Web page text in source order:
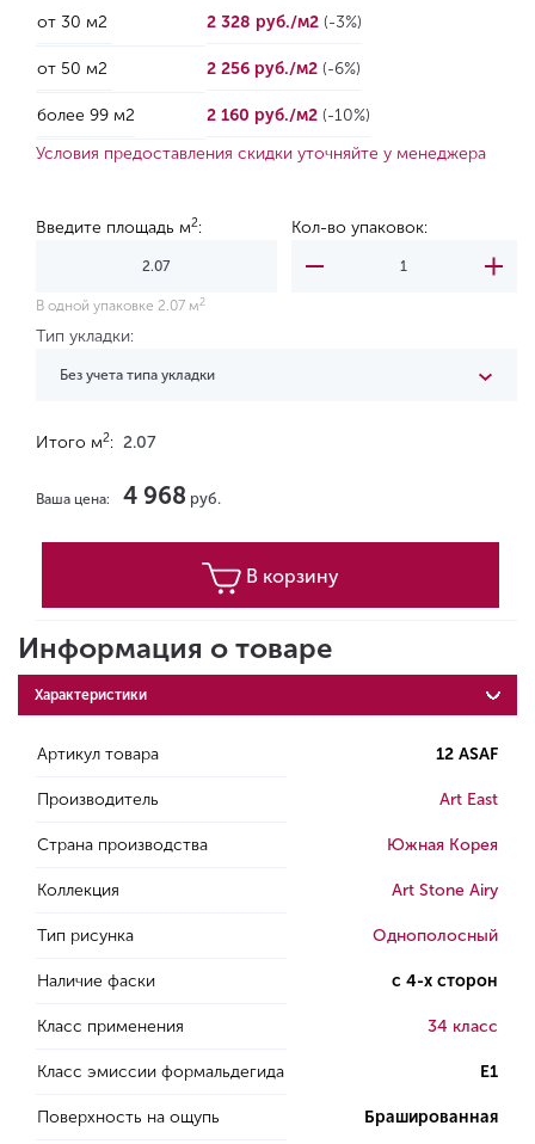
от 30 м2 2 328 руб./м2 (-3%)
от 50 м2 2 256 руб./м2 (-6%)
более 99 м2 2 160 руб./м2 (-10%)
Условия предоставления скидки уточняйте у менеджера
Введите площадь м2: Кол-во упаковок:
В одной упаковке 2.07 м 2
Тип укладки:
Без учета типа укладки
Итого м2: 2.07
Ваша цена: 4 968 руб.
В корзину
Информация о товаре
Характеристики
Артикул товара 12 ASAF
Производитель Art East
Страна производства Южная Корея
Коллекция Art Stone Airy
Тип рисунка Однополосный
Наличие фаски с 4-х сторон
Класс применения 34 класс
Класс эмиссии формальдегида E1
Поверхность на ощупь Брашированная